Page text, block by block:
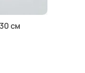
см